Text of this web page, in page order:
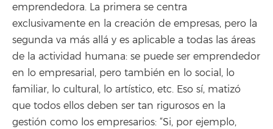
emprendedora. La primera se centra
exclusivamente en la creación de empresas, pero la
segunda va más allá y es aplicable a todas las áreas
de la actividad humana: se puede ser emprendedor
en lo empresarial, pero también en lo social, lo
familiar, lo cultural, lo artístico, etc. Eso sí, matizó
que todos ellos deben ser tan rigurosos en la
gestión como los empresarios: “Si, por ejemplo,